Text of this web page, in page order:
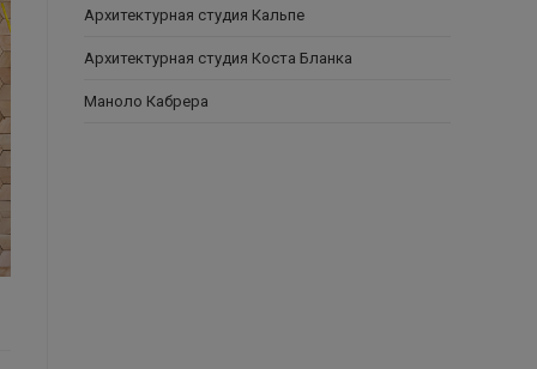
Архитектурная студия Кальпе
Архитектурная студия Коста Бланка
Маноло Кабрера